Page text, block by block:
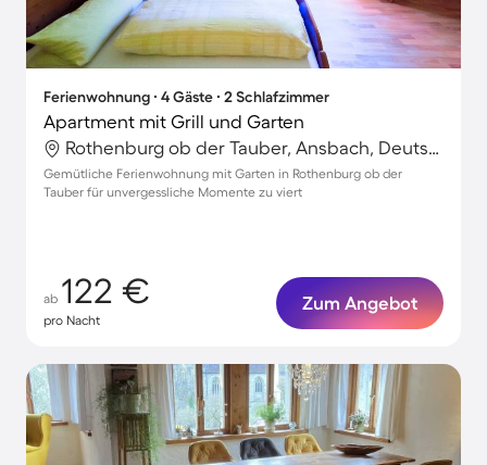
Ferienwohnung ∙ 4 Gäste ∙ 2 Schlafzimmer
Apartment mit Grill und Garten
Rothenburg ob der Tauber, Ansbach, Deutschland
Gemütliche Ferienwohnung mit Garten in Rothenburg ob der
Tauber für unvergessliche Momente zu viert
ab 122 €
pro Nacht
Zum Angebot